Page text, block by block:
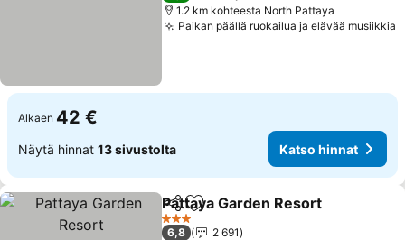
1.2 km kohteesta North Pattaya
Paikan päällä ruokailua ja elävää musiikkia
Alkaen 42 €
Näytä hinnat 13 sivustolta Katso hinnat
Jaa Lisää suosikkeihin
Pattaya Garden Resort
3 Tähtiluokitus
6,8
2 691